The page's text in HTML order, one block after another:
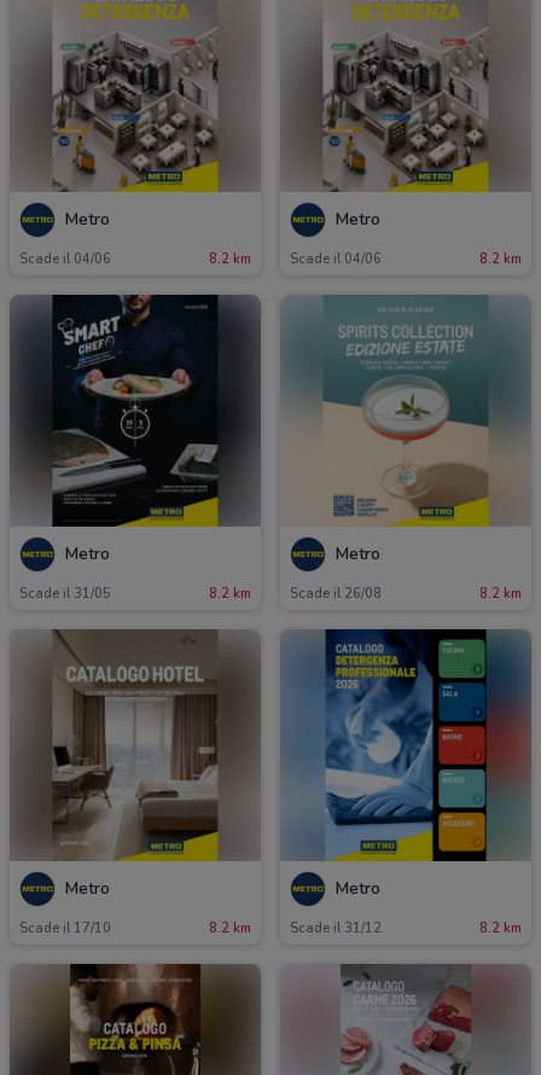
Metro
Scade il 04/06 8.2 km
Metro
Scade il 04/06 8.2 km
Metro
Scade il 31/05 8.2 km
Metro
Scade il 26/08 8.2 km
Metro
Scade il 17/10 8.2 km
Metro
Scade il 31/12 8.2 km